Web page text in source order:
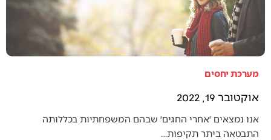
מערכת יחסים
אוקטובר 19, 2022
אנו נמצאים ׳אחרי החגים׳ שבהם המשפחתיות בכללותה
התבטאה ביתר תקיפות…